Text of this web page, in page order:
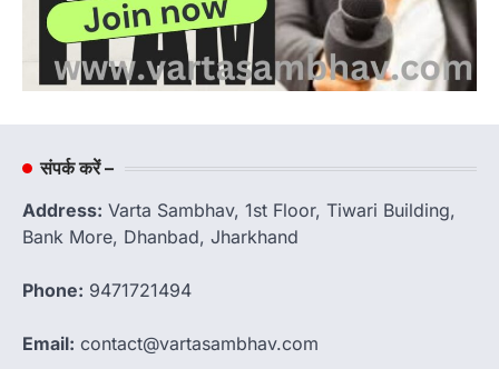
संपर्क करें –
Address: Varta Sambhav, 1st Floor, Tiwari Building,
Bank More, Dhanbad, Jharkhand
Phone: 9471721494
Email: contact@vartasambhav.com